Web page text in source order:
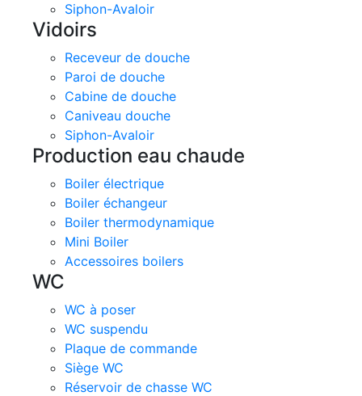
Siphon-Avaloir
Vidoirs
Receveur de douche
Paroi de douche
Cabine de douche
Caniveau douche
Siphon-Avaloir
Production eau chaude
Boiler électrique
Boiler échangeur
Boiler thermodynamique
Mini Boiler
Accessoires boilers
WC
WC à poser
WC suspendu
Plaque de commande
Siège WC
Réservoir de chasse WC